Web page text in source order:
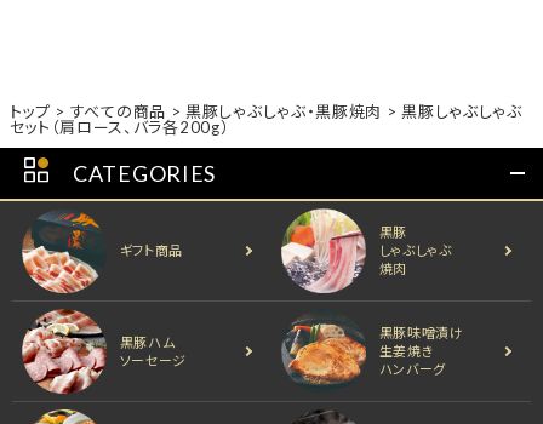
トップ すべての商品 黒豚しゃぶしゃぶ・黒豚焼肉
黒豚しゃぶしゃぶ
セット（肩ロース、バラ各200g）
CATEGORIES
ギフト商品
黒豚
しゃぶしゃぶ
焼肉
黒豚ハム
ソーセージ
黒豚味噌漬け
生姜焼き
ハンバーグ